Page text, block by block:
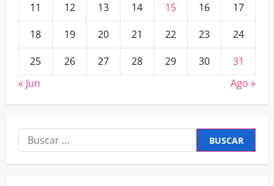
11
12 13 14 15 16
17
18
19 20 21 22 23
24
25
26 27 28 29 30
31
« Jun
Ago »
Buscar: